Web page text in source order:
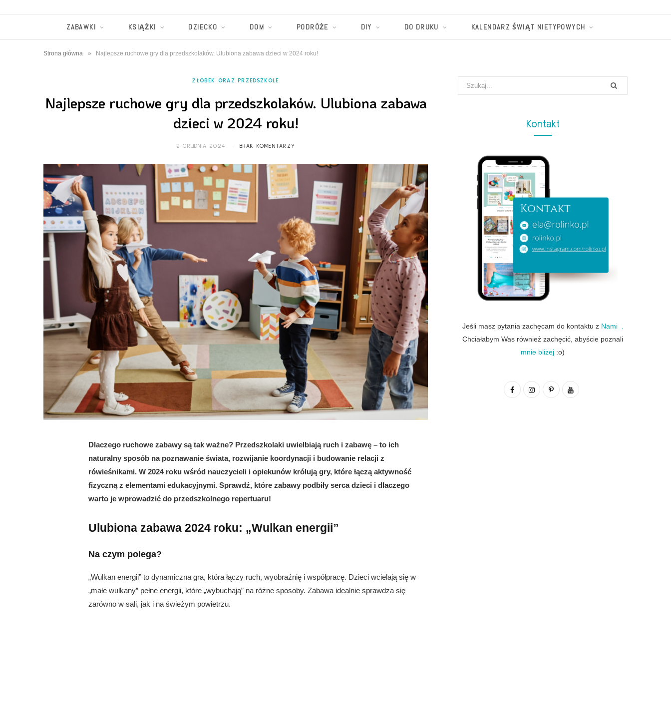
ZABAWKI KSIĄŻKI DZIECKO DOM PODRÓŻE DIY DO DRUKU KALENDARZ ŚWIĄT NIETYPOWYCH
Strona główna » Najlepsze ruchowe gry dla przedszkolaków. Ulubiona zabawa dzieci w 2024 roku!
ŻŁOBEK ORAZ PRZEDSZKOLE
Najlepsze ruchowe gry dla przedszkolaków. Ulubiona zabawa
dzieci w 2024 roku!
2 GRUDNIA 2024 BRAK KOMENTARZY
Dlaczego ruchowe zabawy są tak ważne? Przedszkolaki uwielbiają ruch i zabawę – to ich
naturalny sposób na poznawanie świata, rozwijanie koordynacji i budowanie relacji z
rówieśnikami. W 2024 roku wśród nauczycieli i opiekunów królują gry, które łączą aktywność
fizyczną z elementami edukacyjnymi. Sprawdź, które zabawy podbiły serca dzieci i dlaczego
warto je wprowadzić do przedszkolnego repertuaru!
Ulubiona zabawa 2024 roku: „Wulkan energii”
Na czym polega?
„Wulkan energii” to dynamiczna gra, która łączy ruch, wyobraźnię i współpracę. Dzieci wcielają się w
„małe wulkany” pełne energii, które „wybuchają” na różne sposoby. Zabawa idealnie sprawdza się
zarówno w sali, jak i na świeżym powietrzu.
Search
for:
Kontakt
Jeśli masz pytania zachęcam do kontaktu z Nami .
Chciałabym Was również zachęcić, abyście poznali
mnie bliżej :o)
F I P Y